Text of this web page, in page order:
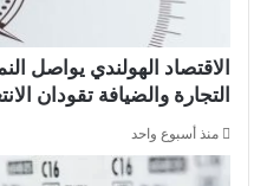
الاقتصاد الهولندي يواصل
التجارة والضيافة تقودان
منذ أسبوع واحد